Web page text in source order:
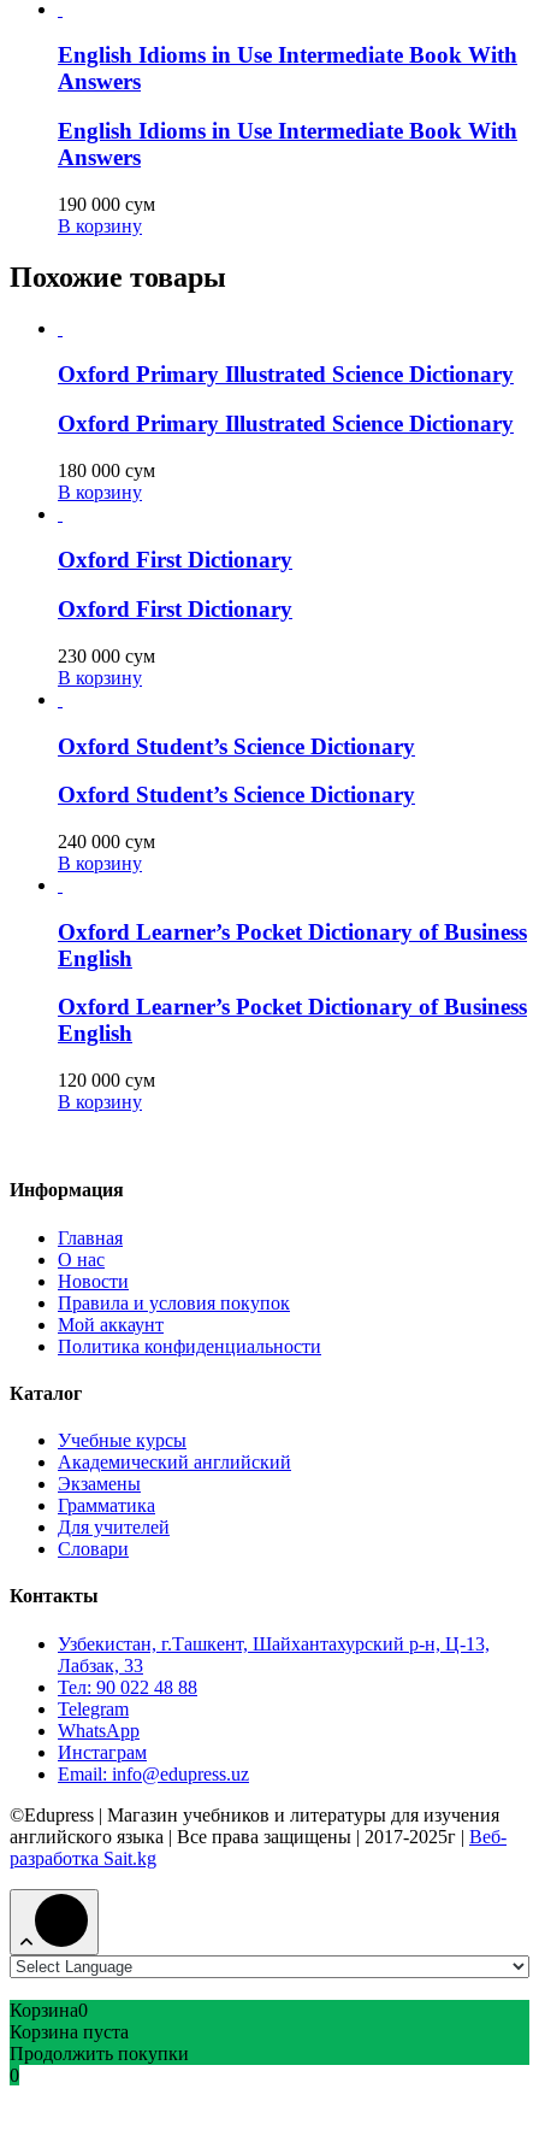
English Idioms in Use Intermediate Book With
Answers
English Idioms in Use Intermediate Book With
Answers
190 000 сум
В корзину
Похожие товары
Oxford Primary Illustrated Science Dictionary
Oxford Primary Illustrated Science Dictionary
180 000 сум
В корзину
Oxford First Dictionary
Oxford First Dictionary
230 000 сум
В корзину
Oxford Student’s Science Dictionary
Oxford Student’s Science Dictionary
240 000 сум
В корзину
Oxford Learner’s Pocket Dictionary of Business
English
Oxford Learner’s Pocket Dictionary of Business
English
120 000 сум
В корзину
Информация
Главная
О нас
Новости
Правила и условия покупок
Мой аккаунт
Политика конфиденциальности
Каталог
Учебные курсы
Академический английский
Экзамены
Грамматика
Для учителей
Словари
Контакты
Узбекистан, г.Ташкент, Шайхантахурский р-н, Ц-13,
Лабзак, 33
Тел: 90 022 48 88
Telegram
WhatsApp
Инстаграм
Email: info@edupress.uz
©Edupress | Магазин учебников и литературы для изучения
английского языка | Все права защищены | 2017-2025г | Веб-
разработка Sait.kg
Корзина0
Корзина пуста
Продолжить покупки
0